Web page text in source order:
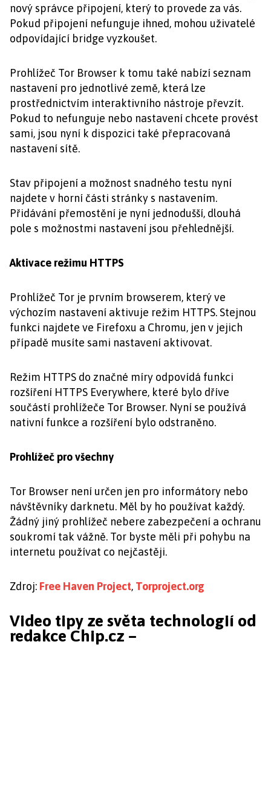
nový správce připojení, který to provede za vás.
Pokud připojení nefunguje ihned, mohou uživatelé
odpovídající bridge vyzkoušet.
Prohlížeč Tor Browser k tomu také nabízí seznam
nastavení pro jednotlivé země, která lze
prostřednictvím interaktivního nástroje převzít.
Pokud to nefunguje nebo nastavení chcete provést
sami, jsou nyní k dispozici také přepracovaná
nastavení sítě.
Stav připojení a možnost snadného testu nyní
najdete v horní části stránky s nastavením.
Přidávání přemostění je nyní jednodušší, dlouhá
pole s možnostmi nastavení jsou přehlednější.
Aktivace režimu HTTPS
Prohlížeč Tor je prvním browserem, který ve
výchozím nastavení aktivuje režim HTTPS. Stejnou
funkci najdete ve Firefoxu a Chromu, jen v jejich
případě musíte sami nastavení aktivovat.
Režim HTTPS do značné míry odpovídá funkci
rozšíření HTTPS Everywhere, které bylo dříve
součástí prohlížeče Tor Browser. Nyní se používá
nativní funkce a rozšíření bylo odstraněno.
Prohlížeč pro všechny
Tor Browser není určen jen pro informátory nebo
návštěvníky darknetu. Měl by ho používat každý.
Žádný jiný prohlížeč nebere zabezpečení a ochranu
soukromí tak vážně. Tor byste měli při pohybu na
internetu používat co nejčastěji.
Zdroj: Free Haven Project, Torproject.org
Video tipy ze světa technologií od
redakce Chip.cz –